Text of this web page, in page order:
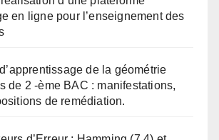
en ligne pour l’enseignement des
de la géométrie
de 2 -ème BAC : manifestations,
de remédiation.